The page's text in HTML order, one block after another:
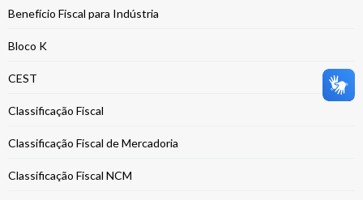
Benefício Fiscal para Indústria
Bloco K
CEST
Classificação Fiscal
Classificação Fiscal de Mercadoria
Classificação Fiscal NCM